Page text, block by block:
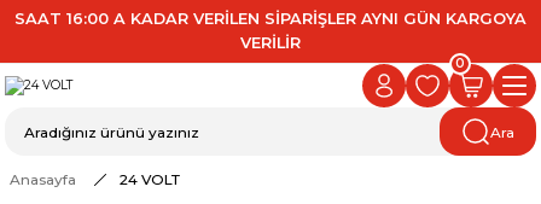
SAAT 16:00 A KADAR VERİLEN SİPARİŞLER AYNI GÜN KARGOYA
VERİLİR
Ara
0
Anasayfa 24 VOLT